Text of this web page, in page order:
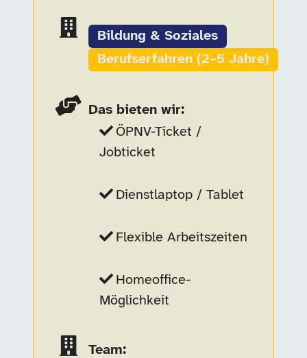
Bildung & Soziales
Berufserfahren (2–5 Jahre)
Das bieten wir:
ÖPNV-Ticket /
Jobticket
Dienstlaptop / Tablet
Flexible Arbeitszeiten
Homeoffice-
Möglichkeit
Team: